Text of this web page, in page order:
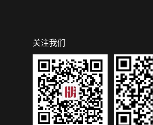
关注我们